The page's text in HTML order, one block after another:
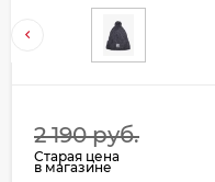
2 190 руб.
Старая цена
в магазине
Получайте
выбранный
списываться
по25